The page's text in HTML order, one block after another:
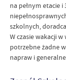
na pełnym etacie i
szkolnych,
W czasie wakacji
potrzebne żadne
napraw i